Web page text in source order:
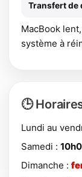
Transfert de
MacBook
système à
🕒
Lundi au
Samedi :
Dimanche :